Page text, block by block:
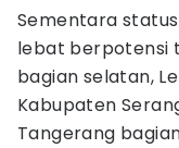
Sementara
lebat berpotensi
bagian selatan,
Kabupaten
Tangerang